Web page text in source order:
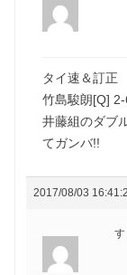
タイ速＆訂正
竹島駿朗[Q]
井藤組のダブ
てガンバ!!
2017/08/03